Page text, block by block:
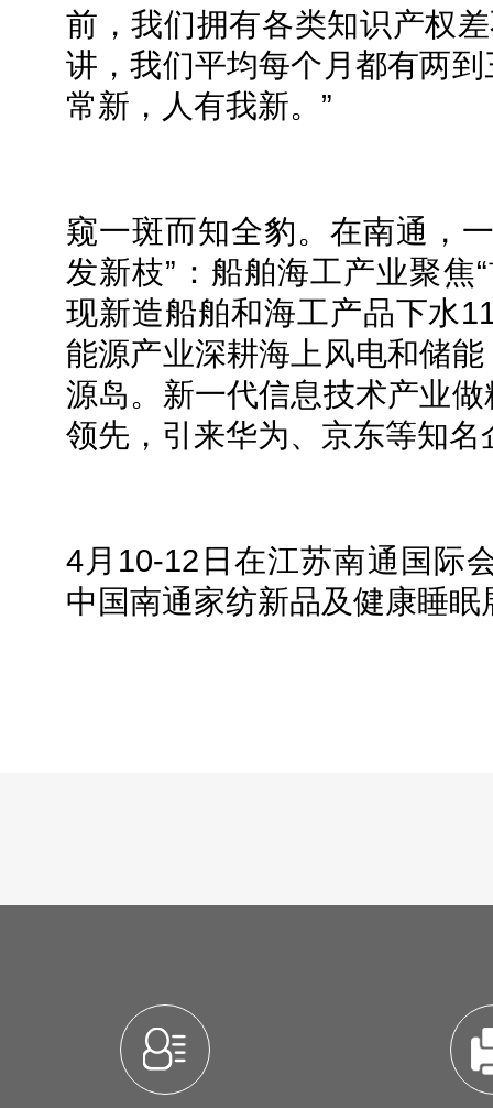
前，我们拥有各类知识产权
讲，我们平均每个月都有两
常新，人有我新。”
窥一斑而知全豹。在南通，
发新枝”：船舶海工产业聚焦
现新造船舶和海工产品下水
能源产业深耕海上风电和储
源岛。新一代信息技术产业
领先，引来华为、京东等知
4月10-12日在江苏南通国际
中国南通家纺新品及健康睡眠